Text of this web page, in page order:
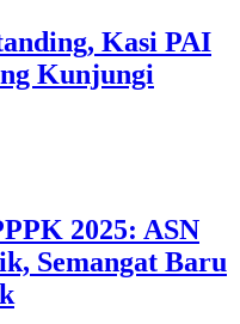
Kasi PAI
Kunjungi
2025: ASN
Semangat Baru